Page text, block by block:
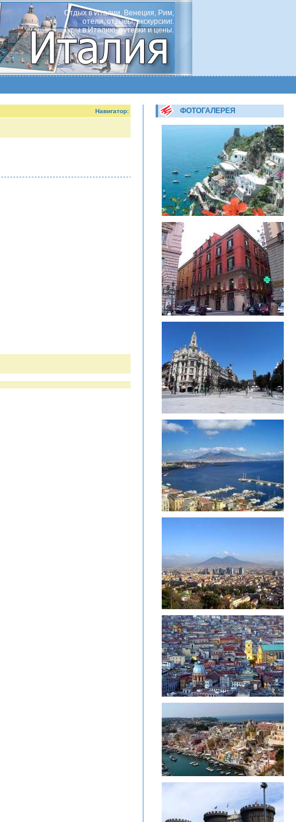
Отдых в Италии, Венеция, Рим,
отели, отзывы, экскурсииг.
Туры в Италию, путевки и цены.
Навигатор: ФОТОГАЛЕРЕЯ